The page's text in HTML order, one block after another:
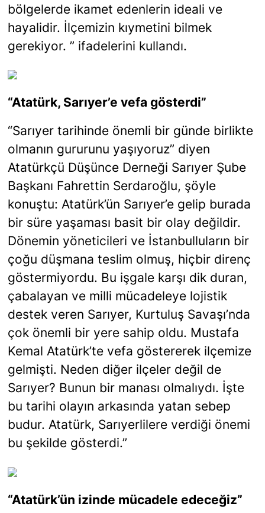
bölgelerde ikamet edenlerin ideali ve
hayalidir. İlçemizin kıymetini bilmek
gerekiyor. ” ifadelerini kullandı.
“Atatürk, Sarıyer’e vefa gösterdi”
“Sarıyer tarihinde önemli bir günde birlikte
olmanın gururunu yaşıyoruz” diyen
Atatürkçü Düşünce Derneği Sarıyer Şube
Başkanı Fahrettin Serdaroğlu, şöyle
konuştu: Atatürk’ün Sarıyer’e gelip burada
bir süre yaşaması basit bir olay değildir.
Dönemin yöneticileri ve İstanbulluların bir
çoğu düşmana teslim olmuş, hiçbir direnç
göstermiyordu. Bu işgale karşı dik duran,
çabalayan ve milli mücadeleye lojistik
destek veren Sarıyer, Kurtuluş Savaşı’nda
çok önemli bir yere sahip oldu. Mustafa
Kemal Atatürk’te vefa göstererek ilçemize
gelmişti. Neden diğer ilçeler değil de
Sarıyer? Bunun bir manası olmalıydı. İşte
bu tarihi olayın arkasında yatan sebep
budur. Atatürk, Sarıyerlilere verdiği önemi
bu şekilde gösterdi.”
“Atatürk’ün izinde mücadele edeceğiz”